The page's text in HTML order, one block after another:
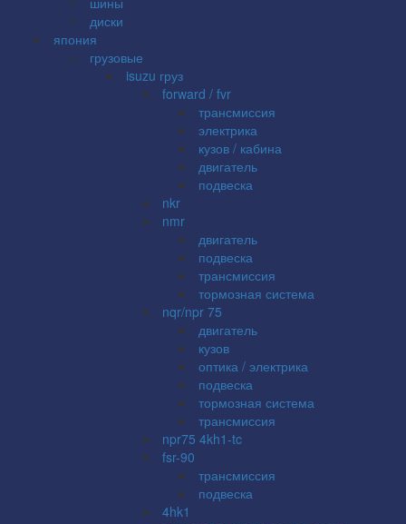
диски
япония
грузовые
isuzu груз
forward / fvr
трансмиссия
электрика
кузов / кабина
двигатель
подвеска
nkr
nmr
двигатель
подвеска
трансмиссия
тормозная система
nqr/npr 75
двигатель
кузов
оптика / электрика
подвеска
тормозная система
трансмиссия
npr75 4kh1-tc
fsr-90
трансмиссия
подвеска
4hk1